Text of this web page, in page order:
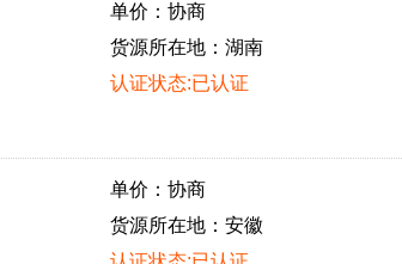
单价：协商
货源所在地：湖南
认证状态:已认证
单价：协商
货源所在地：安徽